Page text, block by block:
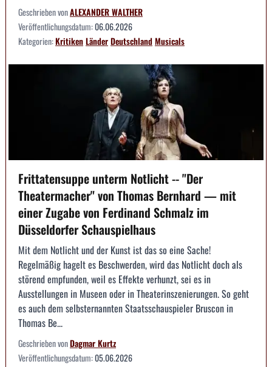
Geschrieben vonALEXANDER WALTHER
Veröffentlichungsdatum:06.06.2026
Kategorien:KritikenLänderDeutschlandMusicals
Frittatensuppe unterm Notlicht -- "Der
Theatermacher" von Thomas Bernhard — mit
einer Zugabe von Ferdinand Schmalz im
Düsseldorfer Schauspielhaus
Mit dem Notlicht und der Kunst ist das so eine Sache!
Regelmäßig hagelt es Beschwerden, wird das Notlicht doch als
störend empfunden, weil es Effekte verhunzt, sei es in
Ausstellungen in Museen oder in Theaterinszenierungen. So geht
es auch dem selbsternannten Staatsschauspieler Bruscon in
Thomas Be...
Geschrieben vonDagmar Kurtz
Veröffentlichungsdatum:05.06.2026